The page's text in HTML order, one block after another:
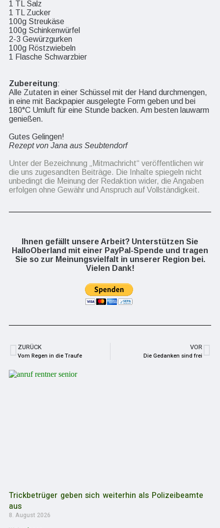
1 TL Salz
1 TL Zucker
100g Streukäse
100g Schinkenwürfel
2-3 Gewürzgurken
100g Röstzwiebeln
1 Flasche Schwarzbier
Zubereitung:
Alle Zutaten in einer Schüssel mit der Hand durchmengen,
in eine mit Backpapier ausgelegte Form geben und bei
180°C Umluft für eine Stunde backen. Am besten lauwarm
genießen.
Gutes Gelingen!
Rezept von Jana aus Seubtendorf
Unter der Bezeichnung „Mitmachricht“ veröffentlichen wir
die uns zugesandten Beiträge. Die Inhalte spiegeln nicht
unbedingt die Meinung der Redaktion wider, die Angaben
erfolgen ohne Gewähr und Anspruch auf Vollständigkeit.
Ihnen gefällt unsere Arbeit? Unterstützen Sie
HalloOberland mit einer PayPal-Spende und tragen
Sie so zur Meinungsvielfalt in unserer Region bei.
Vielen Dank!
ZURÜCK
Vom Regen in die Traufe
VOR
Die Gedanken sind frei
Trickbetrüger geben sich weiterhin als Polizeibeamte
aus
8. August 2026